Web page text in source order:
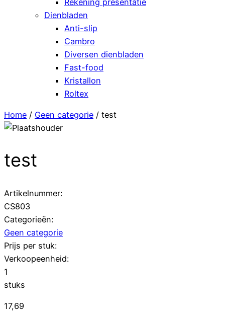
Rekening presentatie
Dienbladen
Anti-slip
Cambro
Diversen dienbladen
Fast-food
Kristallon
Roltex
Home / Geen categorie / test
test
Artikelnummer:
CS803
Categorieën:
Geen categorie
Prijs per stuk:
Verkoopeenheid:
1
stuks
17,69